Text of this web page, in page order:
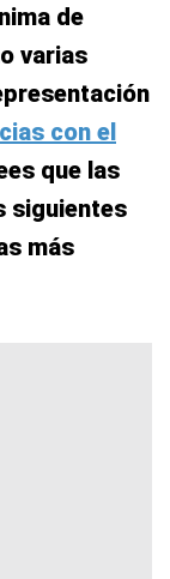
de
varias
con el
que las
siguientes
más